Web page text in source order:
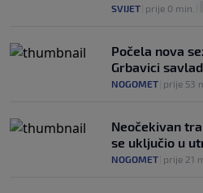
SVIJET prije 0 min.
Počela nova
Grbavici
NOGOMET prije 53
Neočekivan
se uključio u
NOGOMET prije 21